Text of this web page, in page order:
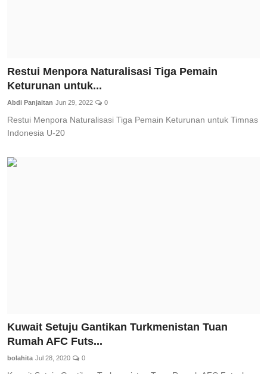
Restui Menpora Naturalisasi Tiga Pemain
Keturunan untuk...
Abdi Panjaitan Jun 29, 2022 0
Restui Menpora Naturalisasi Tiga Pemain Keturunan untuk Timnas
Indonesia U-20
Kuwait Setuju Gantikan Turkmenistan Tuan
Rumah AFC Futs...
bolahita Jul 28, 2020 0